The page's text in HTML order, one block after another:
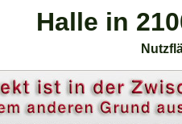
Halle in